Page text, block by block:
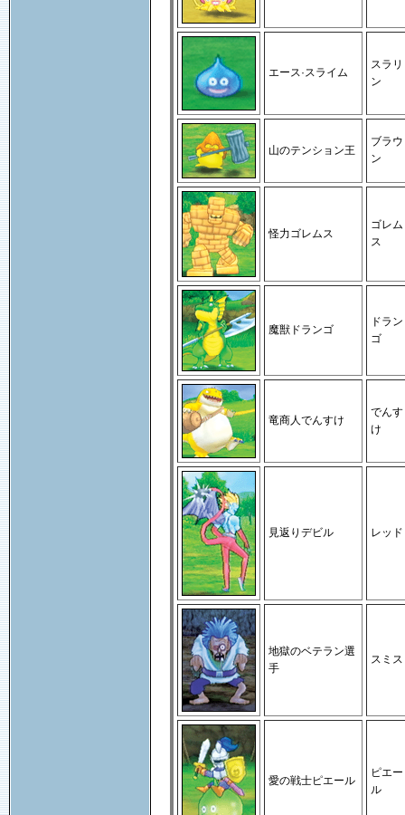
エース·スライム
スラリ
ン
山のテンション王
ブラウ
ン
怪力ゴレムス
ゴレム
ス
魔獣ドランゴ
ドラン
ゴ
竜商人でんすけ
でんす
け
見返りデビル レッド
地獄のベテラン選
手
スミス
愛の戦士ピエール
ピエー
ル